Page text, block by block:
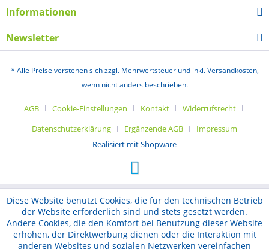
Informationen
Newsletter
* Alle Preise verstehen sich zzgl. Mehrwertsteuer und inkl. Versandkosten,
wenn nicht anders beschrieben.
AGB Cookie-Einstellungen Kontakt
Widerrufsrecht
Datenschutzerklärung
Ergänzende AGB
Impressum
Realisiert mit Shopware
Diese Website benutzt Cookies, die für den technischen Betrieb
der Website erforderlich sind und stets gesetzt werden.
Andere Cookies, die den Komfort bei Benutzung dieser Website
erhöhen, der Direktwerbung dienen oder die Interaktion mit
anderen Websites und sozialen Netzwerken vereinfachen